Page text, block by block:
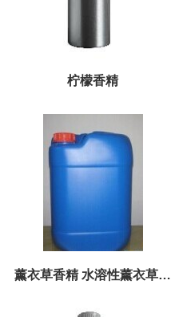
柠檬香精
薰衣草香精 水溶性薰衣草香